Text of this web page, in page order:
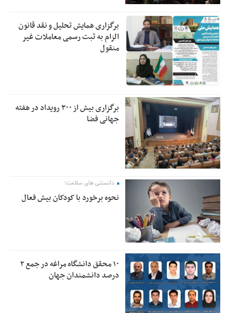
برگزاری همایش تحلیل و نقد قانون
الزام به ثبت رسمی معاملات غیر
منقول
برگزاری بیش از ۳۰۰ رویداد در هفته
جهانی فضا
دانستنی های سلامت؛
نحوه برخورد با کودکان بیش فعال
۱۰ محقق دانشگاه مراغه در جمع ۲
درصد دانشمندان جهان